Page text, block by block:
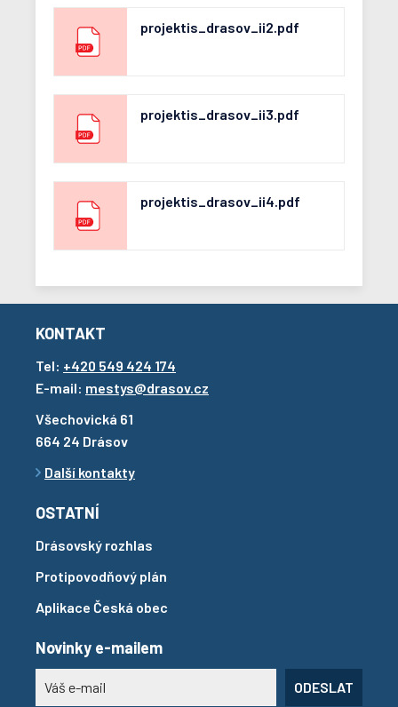
projektis_drasov_ii2.pdf
projektis_drasov_ii3.pdf
projektis_drasov_ii4.pdf
KONTAKT
Tel: +420 549 424 174
E-mail: mestys@drasov.cz
Všechovická 61
664 24 Drásov
Další kontakty
OSTATNÍ
Drásovský rozhlas
Protipovodňový plán
Aplikace Česká obec
Novinky e-mailem
ODESLAT